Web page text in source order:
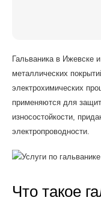
Гальваника в Ижевске
металлических
электрохимических
применяются для
износостойкости,
электропроводности.
Что такое